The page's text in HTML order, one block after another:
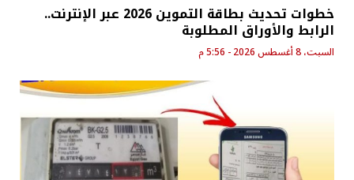
خطوات تحديث بطاقة التموين 2026 عبر الإنترنت..
الرابط والأوراق المطلوبة
السبت، 8 أغسطس 2026 - 5:56 م